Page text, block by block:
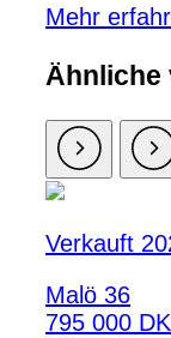
Mehr
Ähnliche
Verkauft
Malö 36
795 000